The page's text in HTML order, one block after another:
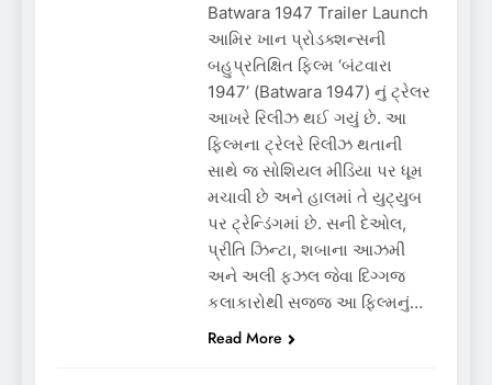
Batwara 1947 Trailer Launch
આમિર ખાન પ્રોડક્શન્સની
બહુપ્રતિક્ષિત ફિલ્મ ‘બંટવારા
1947’ (Batwara 1947) નું ટ્રેલર
આખરે રિલીઝ થઈ ગયું છે. આ
ફિલ્મના ટ્રેલરે રિલીઝ થતાની
સાથે જ સોશિયલ મીડિયા પર ધૂમ
મચાવી છે અને હાલમાં તે યુટ્યુબ
પર ટ્રેન્ડિંગમાં છે. સની દેઓલ,
પ્રીતિ ઝિન્ટા, શબાના આઝમી
અને અલી ફઝલ જેવા દિગ્ગજ
કલાકારોથી સજ્જ આ ફિલ્મનું…
Read More